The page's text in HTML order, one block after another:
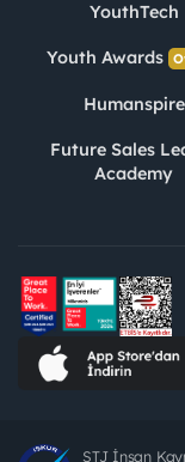
YouthTech
Youth Awards
Humanspire
Future Sales
Academy
STJ İnsan